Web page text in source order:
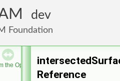
dev
Foundation
the OpenFOAM Foundation
Reference